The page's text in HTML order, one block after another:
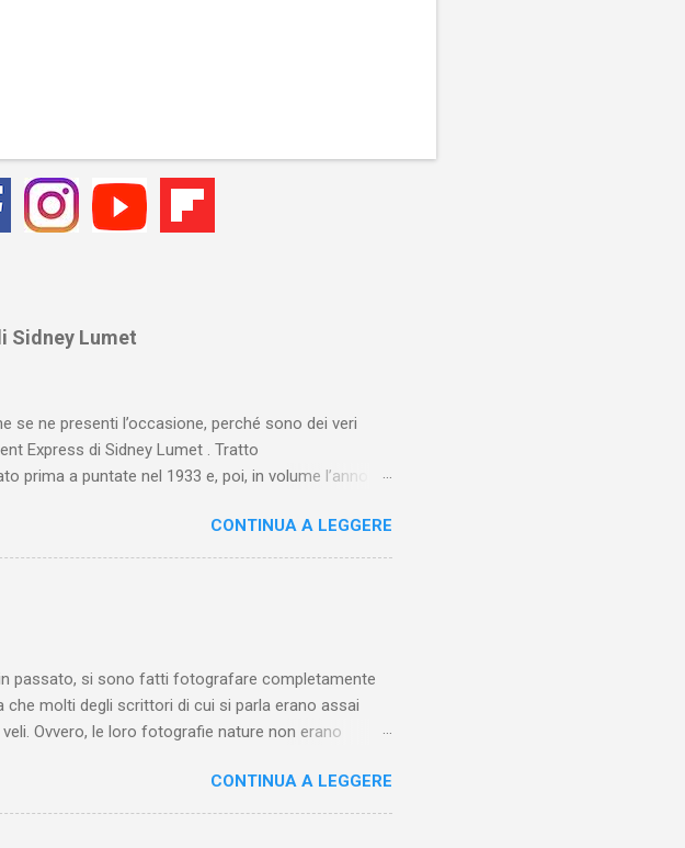
Sidney Lumet
se ne presenti l’occasione, perché sono dei veri
Express di Sidney Lumet . Tratto
a puntate nel 1933 e, poi, in volume l’anno
e l’assassinio del piccolo figlio dell’aviatore Charles
e padre di una bimba). L’antefatto è mostrato al
e ha i ritmi di un reportage giornalistico.
composti (molto “British”): in realtà, la regia di
CONTINUA A LEGGERE
passato, si sono fatti fotografare completamente
molti degli scrittori di cui si parla erano assai
Ovvero, le loro fotografie nature non erano
essere immortalate nude. Gabriele D'Annunzio Non
portarono ognuno di tali scrittori a scegliere di
nessun altro artista come uno scrittore (e
CONTINUA A LEGGERE